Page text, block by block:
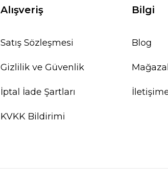
Alışveriş
Satış Sözleşmesi
Gizlilik ve Güvenlik
İptal İade Şartları
KVKK Bildirimi
Bilgi
Blog